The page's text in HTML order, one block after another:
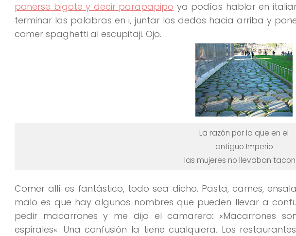
ponerse bigote y decir parapapipo ya podías hablar en
terminar las palabras en i, juntar los dedos hacia arriba y
comer spaghetti al escupitaji. Ojo.
La razón por la que en el
antiguo Imperio
las mujeres no llevaban
Comer allí es fantástico, todo sea dicho. Pasta, carnes,
malo es que hay algunos nombres que pueden llevar a
pedir macarrones y me dijo el camarero: «Macarrones
espirales«. Una confusión la tiene cualquiera. Los